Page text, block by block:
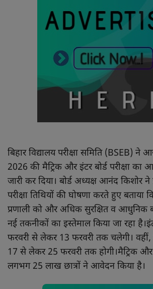
खाना खजाना
बिहार विद्यालय परीक्षा समिति (BSEB) ने
2026 की मैट्रिक और इंटर बोर्ड परीक्षा
जारी कर दिया। बोर्ड अध्यक्ष आनंद किशोर ने
परीक्षा तिथियों की घोषणा करते हुए बताया
प्रणाली को और अधिक सुरक्षित व आधुनिक
नई तकनीकों का इस्तेमाल किया जा रहा
फरवरी से लेकर 13 फरवरी तक चलेगी। वहीं,
17 से लेकर 25 फरवरी तक होगी।मैट्रिक
लगभग 25 लाख छात्रों ने आवेदन किया है।